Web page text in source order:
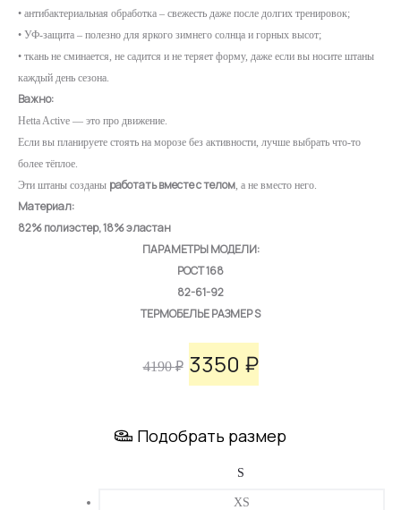
• антибактериальная обработка – свежесть даже после долгих тренировок;
• УФ-защита – полезно для яркого зимнего солнца и горных высот;
• ткань не сминается, не садится и не теряет форму, даже если вы носите штаны
каждый день сезона.
Важно:
Hetta Active — это про движение.
Если вы планируете стоять на морозе без активности, лучше выбрать что-то
более тёплое.
Эти штаны созданы работать вместе с телом, а не вместо него.
Материал:
82% полиэстер, 18% эластан
ПАРАМЕТРЫ МОДЕЛИ:
РОСТ 168
82-61-92
ТЕРМОБЕЛЬЕ РАЗМЕР S
4190₽ Первоначальная
составляла
4190 ₽.
3350 ₽Текущая
3350 ₽.
Подобрать размер
XS